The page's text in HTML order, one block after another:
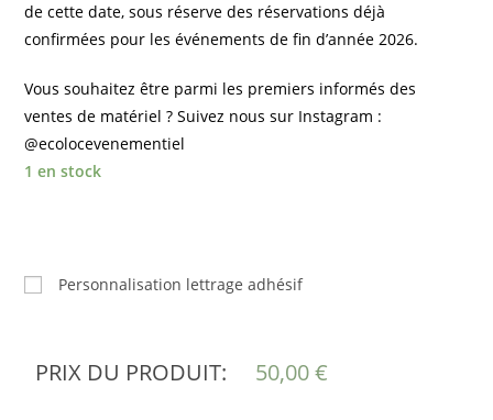
de cette date, sous réserve des réservations déjà
confirmées pour les événements de fin d’année 2026.
Vous souhaitez être parmi les premiers informés des
ventes de matériel ? Suivez nous sur Instagram :
@ecolocevenementiel
1 en stock
Personnalisation lettrage adhésif
PRIX DU PRODUIT: 50,00€